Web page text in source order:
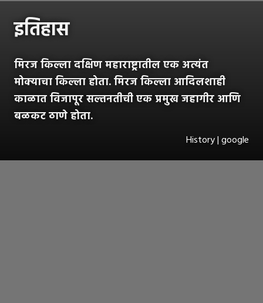
इतिहास
मिरज किल्ला दक्षिण महाराष्ट्रातील एक अत्यंत
मोक्याचा किल्ला होता. मिरज किल्ला आदिलशाही
काळात विजापूर सल्तनतीची एक प्रमुख जहागीर आणि
बळकट ठाणे होता.
History | google